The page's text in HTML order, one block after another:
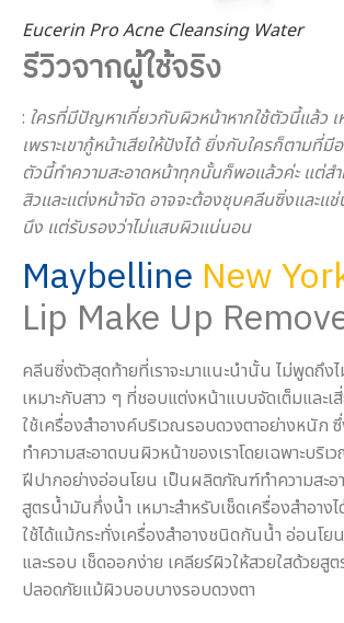
Eucerin Pro Acne Cleansing Water
รีวิวจากผู้ใช้จริง
: ใครที่มีปัญหาเกี่ยวกับผิวหน้าหากใช้ตัวนี้แล้ว
เพราะเขากู้หน้าเสียให้ปังได้ ยิ่งกับใครก็ตามที่มี
ตัวนี้ทำความสะอาดหน้าทุกนั้นก็พอแล้วค่ะ แต่ส
สิวและแต่งหน้าจัด อาจจะต้องชุบคลีนซิ่งและแ
นึง แต่รับรองว่าไม่แสบผิวแน่นอน
Maybelline New
Lip Make Up
คลีนซิ่งตัวสุดท้ายที่เราจะมาแนะนำนั้น ไม่พูดถึงไ
เหมาะกับสาว ๆ ที่ชอบแต่งหน้าแบบจัดเต็มและเ
ใช้เครื่องสำอางค์บริเวณรอบดวงตาอย่างหนัก ซึ่
ทำความสะอาดบนผิวหน้าของเราโดยเฉพาะบริ
ฝีปากอย่างอ่อนโยน เป็นผลิตภัณฑ์ทำความสะอ
สูตรน้ำมันกึ่งน้ำ เหมาะสำหรับเช็ดเครื่องสำอาง
ใช้ได้แม้กระทั่งเครื่องสำอางชนิดกันน้ำ อ่อนโ
และรอบ เช็ดออกง่าย เคลียร์ผิวให้สวยใสด้วยสู
ปลอดภัยแม้ผิวบอบบางรอบดวงตา